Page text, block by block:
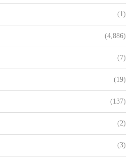
(1)
(4,886)
(7)
(19)
(137)
(2)
(3)